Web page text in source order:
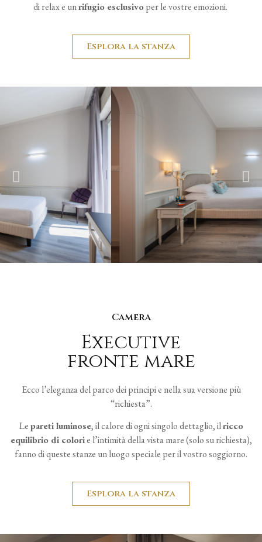
di relax e unrifugio esclusivoper le vostre emozioni.
Esplora la stanza
Camera
Executive
fronte mare
Ecco l’eleganza del parco dei principi e nella sua versione più
“richiesta”.
Lepareti luminose, il calore di ogni singolo dettaglio, ilricco
equilibrio di colorie l’intimità della vista mare (solo su richiesta),
fanno di queste stanze un luogo speciale per il vostro soggiorno.
Esplora la stanza